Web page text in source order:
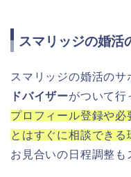
スマリッジの婚活
スマリッジの婚活のサ
ドバイザーがついて行
プロフィール登録や必
とはすぐに相談できる
お見合いの日程調整も